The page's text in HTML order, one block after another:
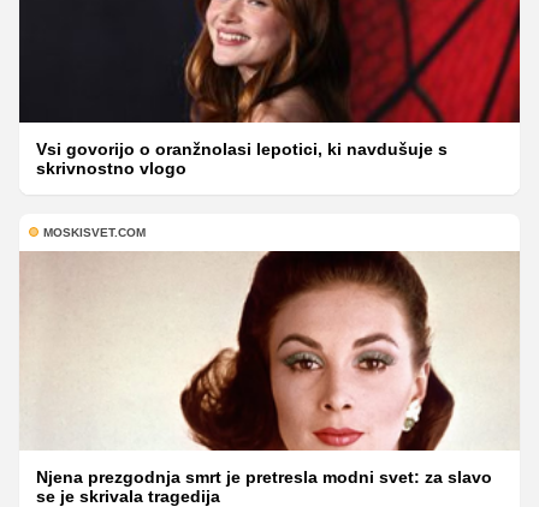
Vsi govorijo o oranžnolasi lepotici, ki navdušuje s
skrivnostno vlogo
MOSKISVET.COM
Njena prezgodnja smrt je pretresla modni svet: za slavo
se je skrivala tragedija